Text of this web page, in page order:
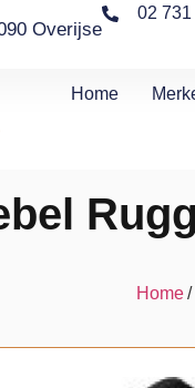
Overijse
02
Home
Home